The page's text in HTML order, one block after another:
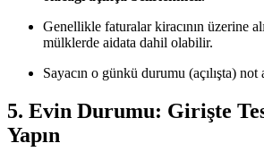
Genellikle faturalar kiracının üzerine
mülklerde aidata dahil olabilir.
Sayacın o günkü durumu (açılışta) not
5. Evin Durumu: Girişte
Yapın